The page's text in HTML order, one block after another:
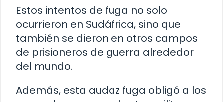
Estos intentos de fuga no solo
ocurrieron en Sudáfrica, sino que
también se dieron en otros campos
de prisioneros de guerra alrededor
del mundo.
Además, esta audaz fuga obligó a los